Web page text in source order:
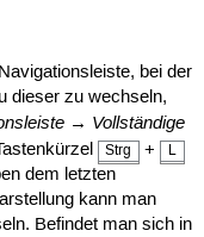
bei der
dieser zu wechseln,
→ Vollständige
Strg + L
dem letzten
kann man
Befindet man sich in